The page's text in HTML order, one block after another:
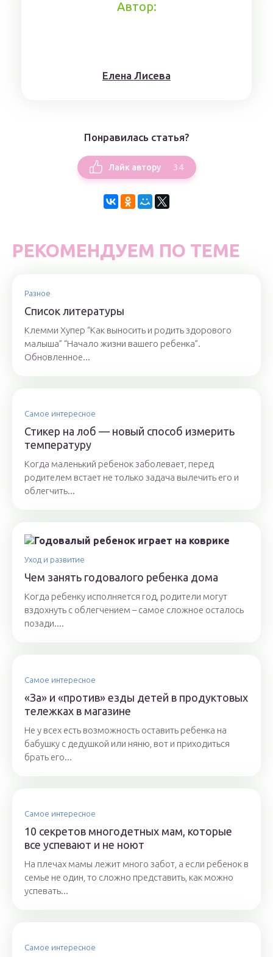
Автор:
Елена Лисева
Понравилась статья?
Лайк автору 34
РЕКОМЕНДУЕМ ПО ТЕМЕ
Разное
Список литературы
Клемми Хупер “Как выносить и родить здорового
малыша” “Начало жизни вашего ребенка”.
Обновленное...
Самое интересное
Стикер на лоб — новый способ измерить
температуру
Когда маленький ребенок заболевает, перед
родителем встает не только задача вылечить его и
облегчить...
Уход и развитие
Чем занять годовалого ребенка дома
Когда ребенку исполняется год, родители могут
вздохнуть с облегчением – самое сложное осталось
позади....
Самое интересное
«За» и «против» езды детей в продуктовых
тележках в магазине
Не у всех есть возможность оставить ребенка на
бабушку с дедушкой или няню, вот и приходиться
брать его...
Самое интересное
10 секретов многодетных мам, которые
все успевают и не ноют
На плечах мамы лежит много забот, а если ребенок в
семье не один, то сложно представить, как можно
успевать...
Самое интересное